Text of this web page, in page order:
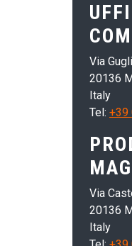
Via
20136
Italy
Tel: +39
Via
20136
Italy